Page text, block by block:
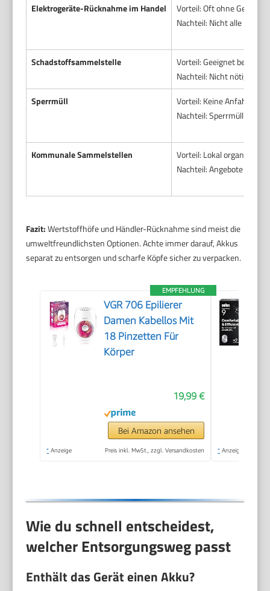
Elektrogeräte-Rücknahme im Handel
Vorteil: Oft ohne
Nachteil: Nicht alle Läden
Schadstoffsammelstelle
Vorteil: Geeignet bei
Nachteil: Nicht nötig für
Sperrmüll
Vorteil: Keine Anfahrt
Nachteil: Sperrmüll ist
Kommunale Sammelstellen
Vorteil: Lokal organisiert.
Nachteil: Angebote
Fazit:Wertstoffhöfe und Händler-Rücknahme sind meist die
umweltfreundlichsten Optionen. Achte immer darauf, Akkus
separat zu entsorgen und scharfe Köpfe sicher zu verpacken.
EMPFEHLUNG
VGR 706 Epilierer
Damen Kabellos Mit
18 Pinzetten Für
Körper
19,99 €
Bei Amazon ansehen
* Anzeige Preis inkl. MwSt., zzgl. Versandkosten * Anzeige
Wie du schnell entscheidest,
welcher Entsorgungsweg passt
Enthält das Gerät einen Akku?